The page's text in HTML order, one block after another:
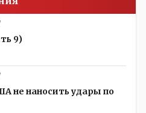
9)
не наносить удары по